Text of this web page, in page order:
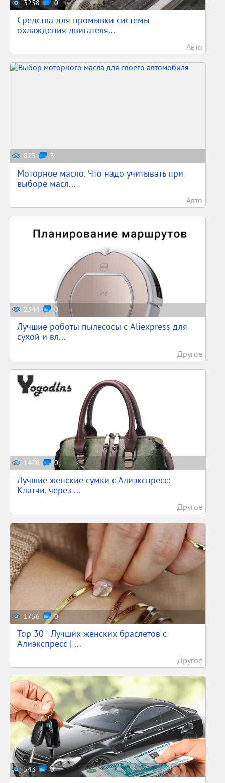
3258 0
Средства для промывки системы
охлаждения двигателя...
Авто
823 3
Моторное масло. Что надо учитывать при
выборе масл...
Авто
2344 0
Лучшие роботы пылесосы с Aliexpress для
сухой и вл...
Другое
1470 0
Лучшие женские сумки с Алиэкспресс:
Клатчи, через ...
Другое
1756 0
Top 30 - Лучших женских браслетов с
Алиэкспресс | ...
Другое
543 0